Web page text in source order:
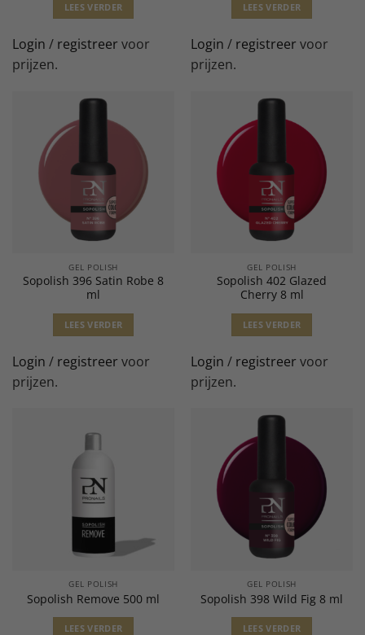
LEES VERDER
Login / registreer voor
prijzen.
LEES VERDER
Login / registreer voor
prijzen.
GEL POLISH
Sopolish 396 Satin Robe 8
ml
LEES VERDER
Login / registreer voor
prijzen.
GEL POLISH
Sopolish 402 Glazed
Cherry 8 ml
LEES VERDER
Login / registreer voor
prijzen.
GEL POLISH
Sopolish Remove 500 ml
LEES VERDER
GEL POLISH
Sopolish 398 Wild Fig 8 ml
LEES VERDER